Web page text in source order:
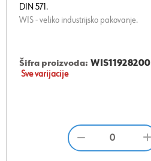
DIN 571.
WIS - veliko industrijsko pakovanje.
Šifra proizvoda: WIS11928200
Sve varijacije